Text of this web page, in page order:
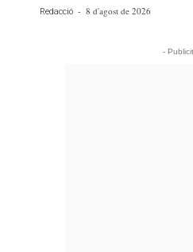
Redacció - 8 d'agost de 2026
-